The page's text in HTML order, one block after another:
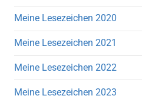
Meine Lesezeichen 2020
Meine Lesezeichen 2021
Meine Lesezeichen 2022
Meine Lesezeichen 2023